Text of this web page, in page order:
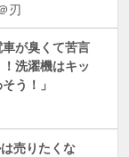
刃
が臭くて苦言
洗濯機はキッ
う！」
売りたくな